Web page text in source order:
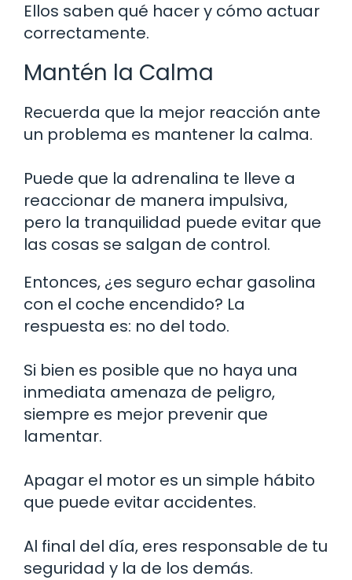
Ellos saben qué hacer y cómo actuar
correctamente.
Mantén la Calma
Recuerda que la mejor reacción ante
un problema es mantener la calma.
Puede que la adrenalina te lleve a
reaccionar de manera impulsiva,
pero la tranquilidad puede evitar que
las cosas se salgan de control.
Entonces, ¿es seguro echar gasolina
con el coche encendido? La
respuesta es: no del todo.
Si bien es posible que no haya una
inmediata amenaza de peligro,
siempre es mejor prevenir que
lamentar.
Apagar el motor es un simple hábito
que puede evitar accidentes.
Al final del día, eres responsable de tu
seguridad y la de los demás.